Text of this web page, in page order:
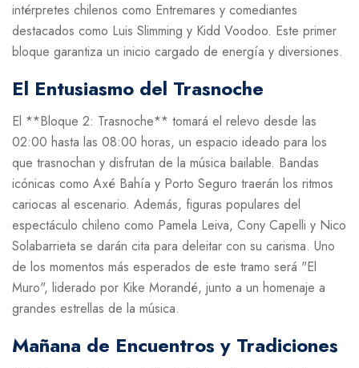
intérpretes chilenos como Entremares y comediantes
destacados como Luis Slimming y Kidd Voodoo. Este primer
bloque garantiza un inicio cargado de energía y diversiones.
El Entusiasmo del Trasnoche
El **Bloque 2: Trasnoche** tomará el relevo desde las
02:00 hasta las 08:00 horas, un espacio ideado para los
que trasnochan y disfrutan de la música bailable. Bandas
icónicas como Axé Bahía y Porto Seguro traerán los ritmos
cariocas al escenario. Además, figuras populares del
espectáculo chileno como Pamela Leiva, Cony Capelli y Nico
Solabarrieta se darán cita para deleitar con su carisma. Uno
de los momentos más esperados de este tramo será "El
Muro", liderado por Kike Morandé, junto a un homenaje a
grandes estrellas de la música.
Mañana de Encuentros y Tradiciones